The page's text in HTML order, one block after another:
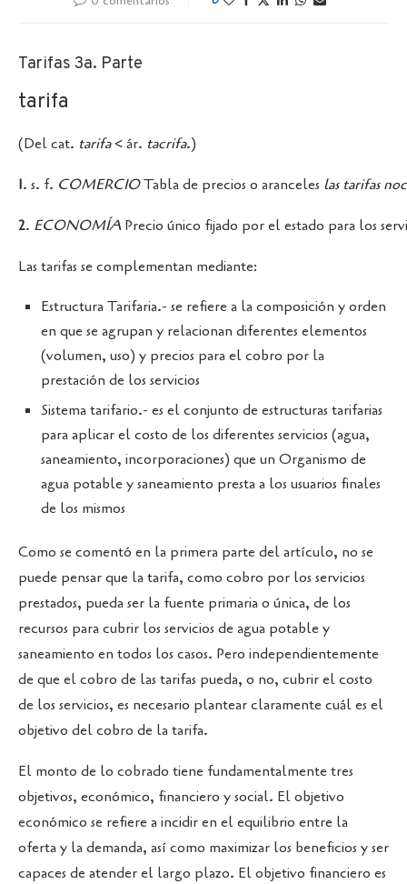
Tarifas 3a. Parte
tarifa
(Del cat. tarifa< ár. tacrifa.)
1. s. f. COMERCIOTabla de precios o aranceles las tarifas
2. ECONOMÍAPrecio único fijado por el estado para los
Las tarifas se complementan mediante:
Estructura Tarifaria.- se refiere a la composición y orden
en que se agrupan y relacionan diferentes elementos
(volumen, uso) y precios para el cobro por la
prestación de los servicios
Sistema tarifario.- es el conjunto de estructuras tarifarias
para aplicar el costo de los diferentes servicios (agua,
saneamiento, incorporaciones) que un Organismo de
agua potable y saneamiento presta a los usuarios finales
de los mismos
Como se comentó en la primera parte del artículo, no se
puede pensar que la tarifa, como cobro por los servicios
prestados, pueda ser la fuente primaria o única, de los
recursos para cubrir los servicios de agua potable y
saneamiento en todos los casos. Pero independientemente
de que el cobro de las tarifas pueda, o no, cubrir el costo
de los servicios, es necesario plantear claramente cuál es el
objetivo del cobro de la tarifa.
El monto de lo cobrado tiene fundamentalmente tres
objetivos, económico, financiero y social. El objetivo
económico se refiere a incidir en el equilibrio entre la
oferta y la demanda, así como maximizar los beneficios y ser
capaces de atender el largo plazo. El objetivo financiero es